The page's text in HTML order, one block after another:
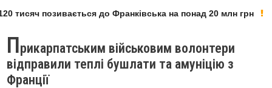
тисяч позивається до Франківська на понад 20 млн грн
Прикарпатським військовим волонтери
відправили теплі бушлати та амуніцію з
Франції